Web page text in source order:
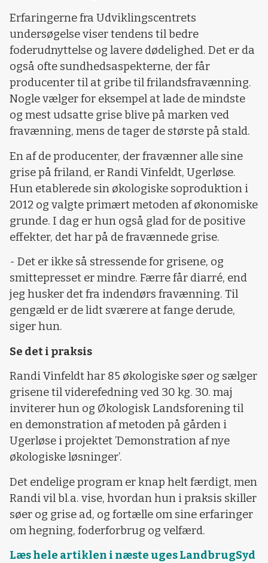
Erfaringerne fra Udviklingscentrets
undersøgelse viser tendens til bedre
foderudnyttelse og lavere dødelighed. Det er da
også ofte sundhedsaspekterne, der får
producenter til at gribe til frilandsfravænning.
Nogle vælger for eksempel at lade de mindste
og mest udsatte grise blive på marken ved
fravænning, mens de tager de største på stald.
En af de producenter, der fravænner alle sine
grise på friland, er Randi Vinfeldt, Ugerløse.
Hun etablerede sin økologiske soproduktion i
2012 og valgte primært metoden af økonomiske
grunde. I dag er hun også glad for de positive
effekter, det har på de fravænnede grise.
- Det er ikke så stressende for grisene, og
smittepresset er mindre. Færre får diarré, end
jeg husker det fra indendørs fravænning. Til
gengæld er de lidt sværere at fange derude,
siger hun.
Se det i praksis
Randi Vinfeldt har 85 økologiske søer og sælger
grisene til viderefedning ved 30 kg. 30. maj
inviterer hun og Økologisk Landsforening til
en demonstration af metoden på gården i
Ugerløse i projektet ’Demonstration af nye
økologiske løsninger’.
Det endelige program er knap helt færdigt, men
Randi vil bl.a. vise, hvordan hun i praksis skiller
søer og grise ad, og fortælle om sine erfaringer
om hegning, foderforbrug og velfærd.
Læs hele artiklen i næste uges LandbrugSyd